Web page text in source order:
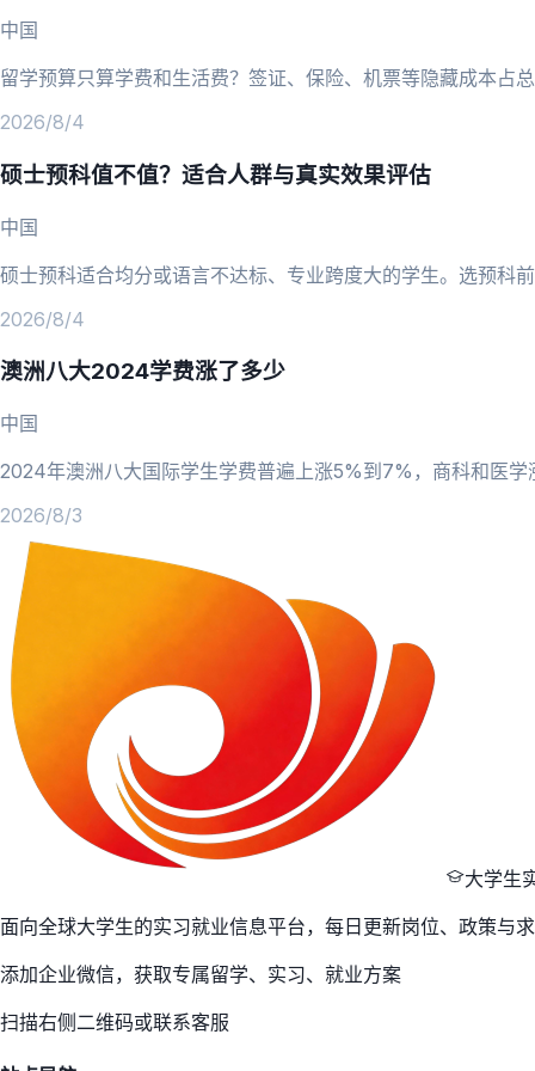
中国
留学预算只算学费和生活费？签证、保险、机票等隐藏成本
2026/8/4
硕士预科值不值？适合人群与真实效果评估
中国
硕士预科适合均分或语言不达标、专业跨度大的学生。选预科
2026/8/4
澳洲八大2024学费涨了多少
中国
2024年澳洲八大国际学生学费普遍上涨5%到7%，商科和医
2026/8/3
大学生
面向全球大学生的实习就业信息平台，每日更新岗位、政策与
添加企业微信，获取专属留学、实习、就业方案
扫描右侧二维码或联系客服